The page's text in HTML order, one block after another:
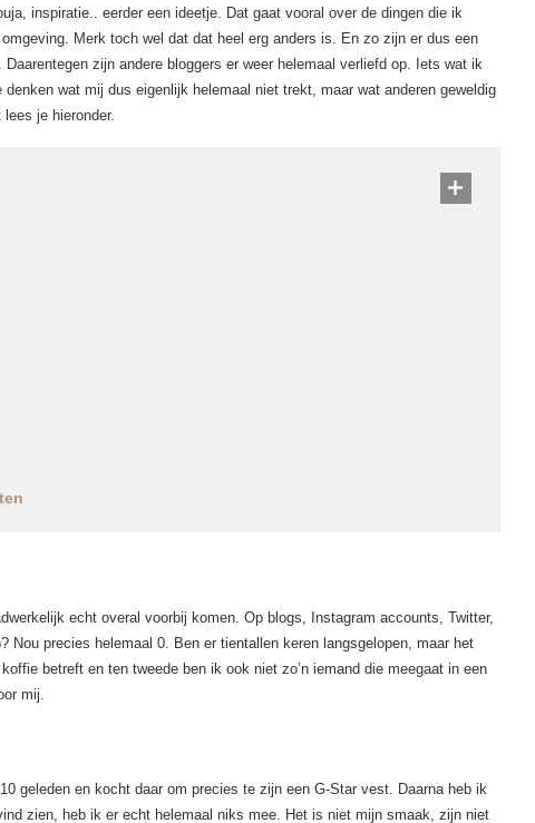
inspiratie.. eerder een ideetje. Dat gaat vooral over de dingen die ik
Merk toch wel dat dat heel erg anders is. En zo zijn er dus een
zijn andere bloggers er weer helemaal verliefd op. Iets wat ik
wat mij dus eigenlijk helemaal niet trekt, maar wat anderen geweldig
je hieronder.
echt overal voorbij komen. Op blogs, Instagram accounts, Twitter,
Nou precies helemaal 0. Ben er tientallen keren langsgelopen, maar het
betreft en ten tweede ben ik ook niet zo’n iemand die meegaat in een
mij.
geleden en kocht daar om precies te zijn een G-Star vest. Daarna heb ik
zien, heb ik er echt helemaal niks mee. Het is niet mijn smaak, zijn niet